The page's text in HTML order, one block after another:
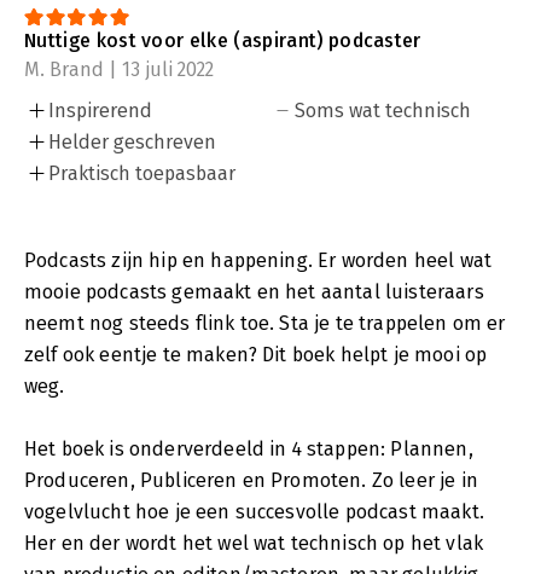
Nuttige kost voor elke (aspirant) podcaster
M. Brand | 13 juli 2022
Inspirerend
Helder geschreven
Praktisch toepasbaar
Soms wat technisch
Podcasts zijn hip en happening. Er worden heel wat
mooie podcasts gemaakt en het aantal luisteraars
neemt nog steeds flink toe. Sta je te trappelen om er
zelf ook eentje te maken? Dit boek helpt je mooi op
weg.
Het boek is onderverdeeld in 4 stappen: Plannen,
Produceren, Publiceren en Promoten. Zo leer je in
vogelvlucht hoe je een succesvolle podcast maakt.
Her en der wordt het wel wat technisch op het vlak